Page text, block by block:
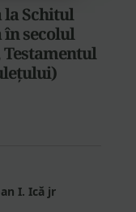
la Schitul
secolul
I. Ică jr